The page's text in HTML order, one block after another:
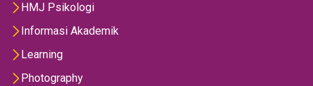
HMJ Psikologi
Informasi Akademik
Learning
Photography